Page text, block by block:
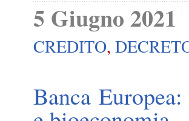
5 Giugno 2021
CREDITO,
Banca